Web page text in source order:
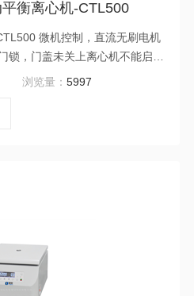
衡离心机-CTL500
微机控制，直流无刷电机
锁，门盖未关上离心机不能启
，会自动停机，增强安全性
浏览量：5997